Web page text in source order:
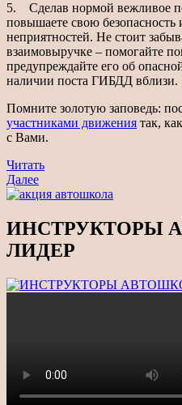
5. Сделав нормой вежливое
повышаете свою
неприятностей. Не стоит
взаимовыручке – помогайте
предупреждайте его об
наличии поста ГИБДД вблизи.
Помните золотую заповедь:
участниками движения так,
с Вами.
Навигация
по
Предыдущая
новость
Читать
Читать
еще
Далее
ИНСТРУКТОРЫ
ЛИДЕР